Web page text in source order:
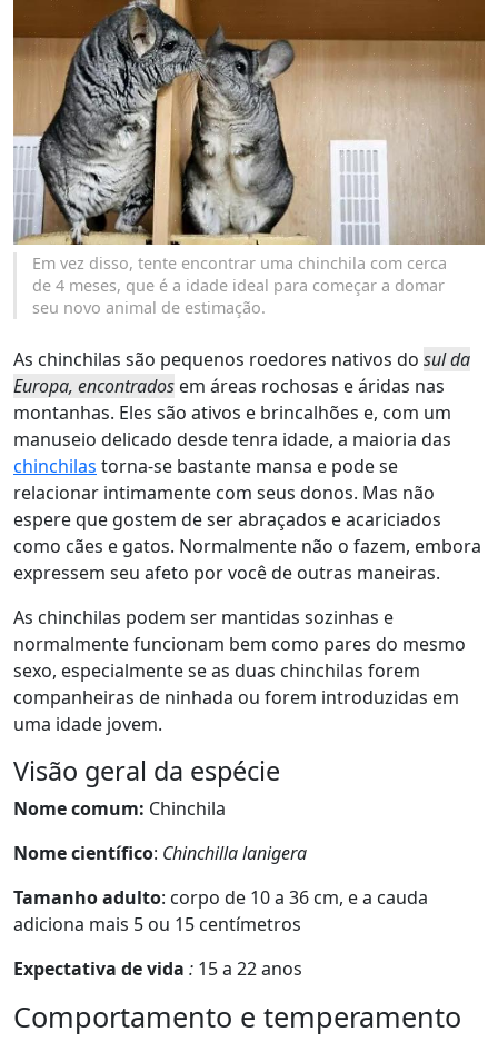
Em vez disso, tente encontrar uma chinchila com cerca
de 4 meses, que é a idade ideal para começar a domar
seu novo animal de estimação.
As chinchilas são pequenos roedores nativos do sul da
Europa, encontrados em áreas rochosas e áridas nas
montanhas. Eles são ativos e brincalhões e, com um
manuseio delicado desde tenra idade, a maioria das
chinchilas torna-se bastante mansa e pode se
relacionar intimamente com seus donos. Mas não
espere que gostem de ser abraçados e acariciados
como cães e gatos. Normalmente não o fazem, embora
expressem seu afeto por você de outras maneiras.
As chinchilas podem ser mantidas sozinhas e
normalmente funcionam bem como pares do mesmo
sexo, especialmente se as duas chinchilas forem
companheiras de ninhada ou forem introduzidas em
uma idade jovem.
Visão geral da espécie
Nome comum: Chinchila
Nome científico: Chinchilla lanigera
Tamanho adulto: corpo de 10 a 36 cm, e a cauda
adiciona mais 5 ou 15 centímetros
Expectativa de vida : 15 a 22 anos
Comportamento e temperamento